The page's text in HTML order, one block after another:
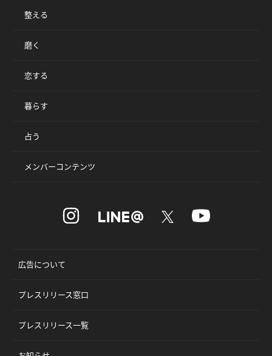
整える
磨く
恋する
暮らす
占う
メンバーコンテンツ
広告について
プレスリリース窓口
プレスリリース一覧